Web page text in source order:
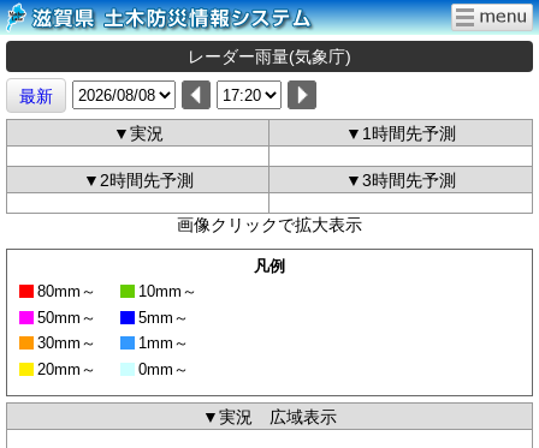
レーダー雨量(気象庁)
最新
▼実況
▼1時間先予測
▼2時間先予測 ▼3時間先予測
画像クリックで拡大表示
凡例
80mm～
50mm～
30mm～
20mm～
10mm～
5mm～
1mm～
0mm～
▼実況 広域表示